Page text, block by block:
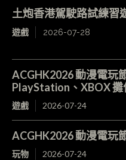
土炮香港駕駛路試練習
遊戲 2026-07-28
ACGHK2026 動漫電
PlayStation、XBOX 攤
遊戲 2026-07-24
ACGHK2026 動漫電
玩物 2026-07-24